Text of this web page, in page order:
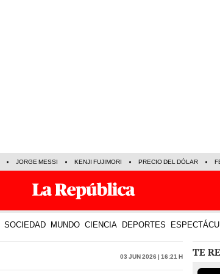
JORGE MESSI KENJI FUJIMORI PRECIO DEL DÓLAR
SOCIEDAD MUNDO CIENCIA DEPORTES
03 Jun 2026 | 16:21 h TE